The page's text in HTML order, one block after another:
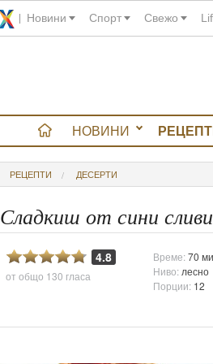
Новини Спорт Свежо
НОВИНИ
РЕЦЕПТИ ДЕСЕРТИ
Сладкиш от сини
4.8
от общо 130 гласа
Време:70
Ниво: лесно
Порции: 12